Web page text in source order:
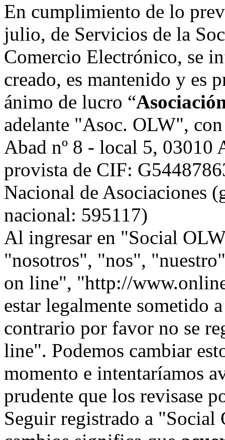
En cumplimiento de lo
julio, de Servicios de la
Comercio Electrónico, se
creado, es mantenido y es
ánimo de lucro “
adelante "Asoc. OLW",
Abad nº 8 - local 5,
provista de CIF:
Nacional de Asociaciones
nacional: 595117)
Al ingresar en "Social
"nosotros", "nos",
on line", "http://
estar legalmente sometido
contrario por favor no se
line". Podemos cambiar
momento e intentaríamos
prudente que los revisase
Seguir registrado a "Social